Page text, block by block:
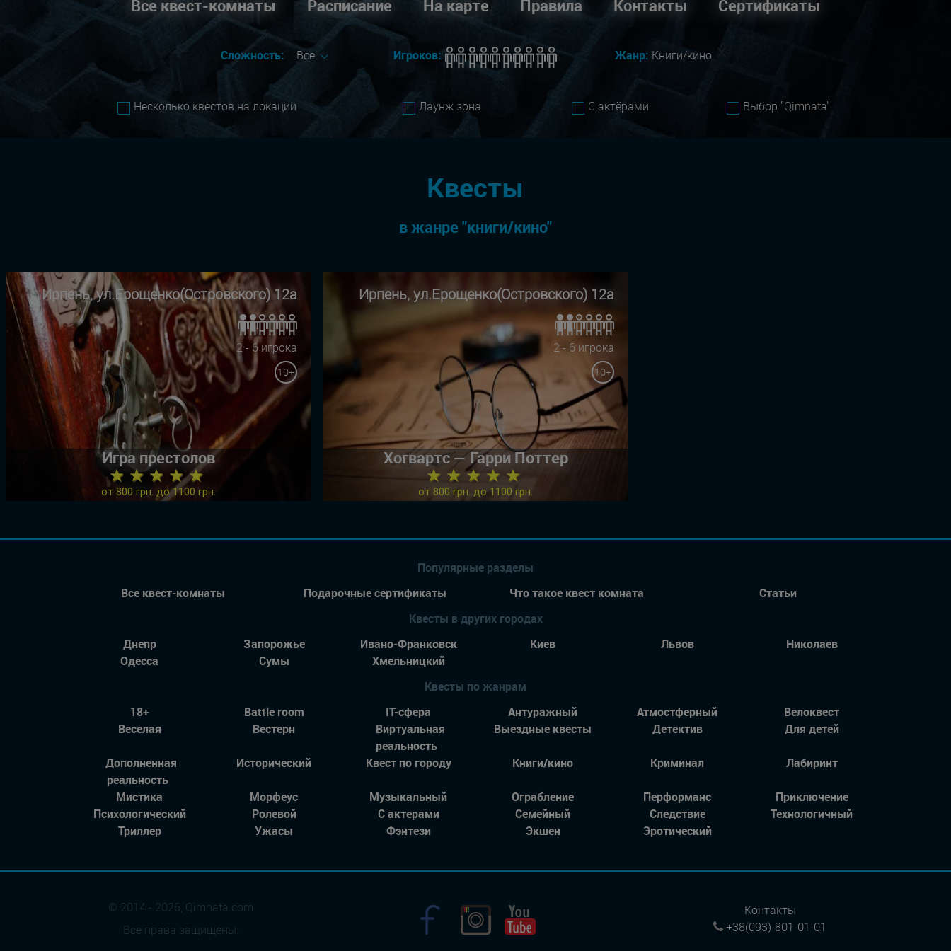
Все квест-комнаты Расписание На карте Правила Контакты Сертификаты
Сложность: Все Игроков: Жанр: Книги/кино
Несколько квестов на локации Лаунж зона С актёрами Выбор "Qimnata"
Квесты
в жанре "книги/кино"
Ирпень, ул.Ерощенко(Островского) 12а
2 - 6 игрока
10+
Игра престолов
★ ★ ★ ★ ★
от 800 грн. до 1100 грн.
Ирпень, ул.Ерощенко(Островского) 12а
2 - 6 игрока
10+
Хогвартс — Гарри Поттер
★ ★ ★ ★ ★
от 800 грн. до 1100 грн.
Популярные разделы
Все квест-комнаты
Подарочные сертификаты Что такое квест комната
Статьи
Квесты в других городах
Днепр
Запорожье Ивано-Франковск Киев Львов
Николаев
Одесса
Сумы
Хмельницкий
Квесты по жанрам
18+
Battle room IT-сфера Антуражный Атмостферный
Велоквест
Веселая
Вестерн
Виртуальная
реальность
Выездные квесты Детектив Для детей
Дополненная
реальность
Исторический Квест по городу Книги/кино Криминал Лабиринт
Мистика Морфеус Музыкальный Ограбление Перформанс
Приключение
Психологический
Ролевой С актерами Семейный Следствие
Технологичный
Триллер
Ужасы Фэнтези Экшен Эротический
© 2014 - 2026, Qimnata.com
Все права защищены.
Контакты
+38(093)-801-01-01